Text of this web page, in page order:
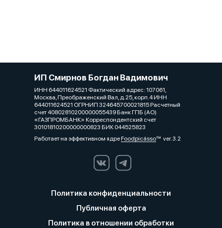
ИП Смирнов Богдан Вадимович
ИНН 644011624521 Фактический адрес: 107061,
Москва, Преображенский Вал, д.25, корп.4 ИНН
644011624521 ОГРНИП 324645700021815 Расчетный
счет 40802810200000055439 Банк ГПБ (АО)
«ГАЗПРОМБАНК» Корреспондентский счет
30101810200000000823 БИК 044525823
Работает на эффективном ядреFoodpicássover. 3.2
Политика конфиденциальности
Публичная оферта
Политика в отношении обработки